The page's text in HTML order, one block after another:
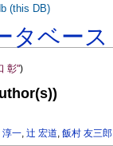
タベース
彰")
淳一,辻 宏道,飯村 友三郎
(this DB)